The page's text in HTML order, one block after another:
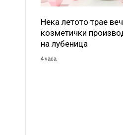
Нека летото трае
козметички
на лубеница
4 часа